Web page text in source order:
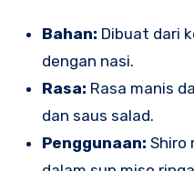
Bahan: Dibuat dari
dengan nasi.
Rasa: Rasa manis
dan saus salad.
Penggunaan: Shiro